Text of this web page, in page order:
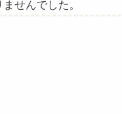
せんでした。